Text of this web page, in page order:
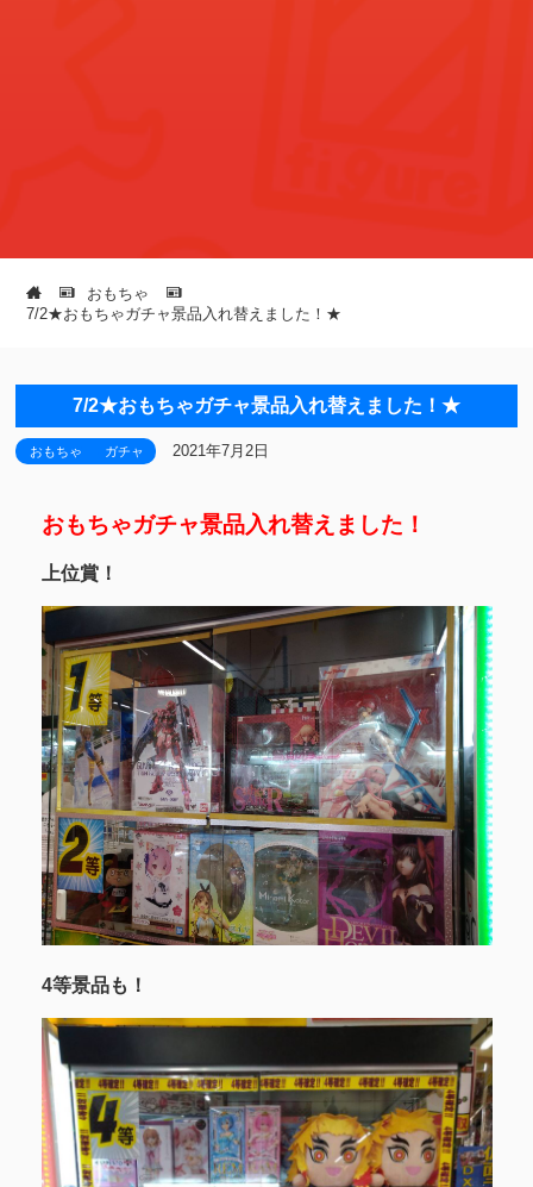
おもちゃ
7/2★おもちゃガチャ景品入れ替えました！★
7/2★おもちゃガチャ景品入れ替えました！★
おもちゃ ガチャ 2021年7月2日
おもちゃガチャ景品入れ替えました！
上位賞！
4等景品も！